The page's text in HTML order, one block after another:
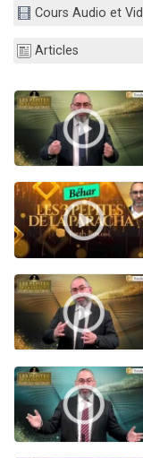
Cours Audio et
Articles